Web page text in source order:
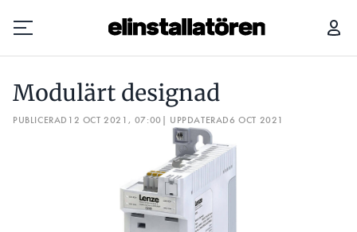
Prenumerera
Hantera prenumeration
Lediga jobb
Modulärt designad
PUBLICERAD 12 OCT 2021, 07:00 | UPPDATERAD6 OCT 2021
MODULÄRT DESIGNAD UPPGRADERAD MOTORSTART